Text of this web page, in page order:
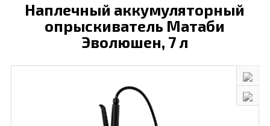
Наплечный аккумуляторный
опрыскиватель Матаби
Эволюшен, 7 л